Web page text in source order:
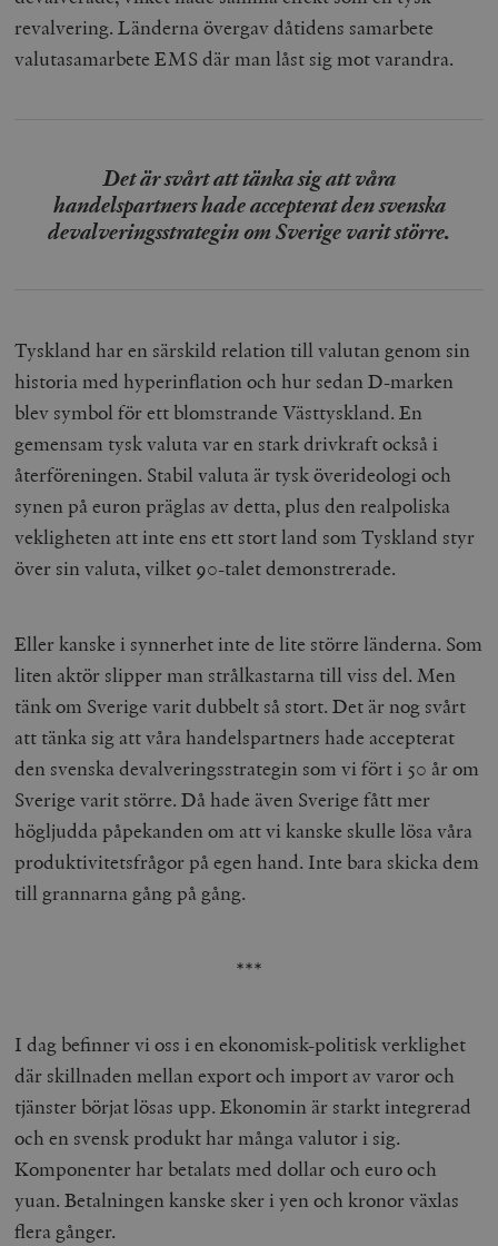
revalvering. Länderna övergav dåtidens samarbete
valutasamarbete EMS där man låst sig mot varandra.
Det är svårt att tänka sig att våra
handelspartners hade accepterat den svenska
devalveringsstrategin om Sverige varit större.
Tyskland har en särskild relation till valutan genom sin
historia med hyperinflation och hur sedan D-marken
blev symbol för ett blomstrande Västtyskland. En
gemensam tysk valuta var en stark drivkraft också i
återföreningen. Stabil valuta är tysk överideologi och
synen på euron präglas av detta, plus den realpoliska
vekligheten att inte ens ett stort land som Tyskland styr
över sin valuta, vilket 90-talet demonstrerade.
Eller kanske i synnerhet inte de lite större länderna. Som
liten aktör slipper man strålkastarna till viss del. Men
tänk om Sverige varit dubbelt så stort. Det är nog svårt
att tänka sig att våra handelspartners hade accepterat
den svenska devalveringsstrategin som vi fört i 50 år om
Sverige varit större. Då hade även Sverige fått mer
högljudda påpekanden om att vi kanske skulle lösa våra
produktivitetsfrågor på egen hand. Inte bara skicka dem
till grannarna gång på gång.
***
I dag befinner vi oss i en ekonomisk-politisk verklighet
där skillnaden mellan export och import av varor och
tjänster börjat lösas upp. Ekonomin är starkt integrerad
och en svensk produkt har många valutor i sig.
Komponenter har betalats med dollar och euro och
yuan. Betalningen kanske sker i yen och kronor växlas
flera gånger.